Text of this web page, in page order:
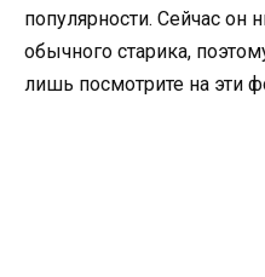
популярности. Сейчас он
обычного старика,
лишь посмотрите на эти